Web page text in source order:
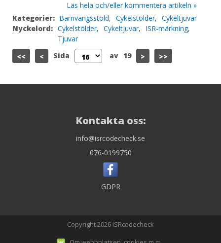
Läs hela och/eller kommentera artikeln »
Kategorier: Barnvangsstöld, Cykelstölder, Cykeltjuvar
Nyckelord: Cykelstölder, Cykeltjuvar, ISR-märkning,
Tjuvar
<<
< Sida av 19 > >>
Kontakta oss:
info@isrcodecheck.se
076-0199750
GDPR
Copyright 2026 ISRcodecheck